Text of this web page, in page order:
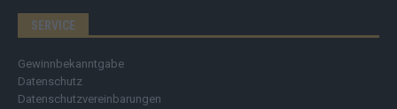
SERVICE
Gewinnbekanntgabe
Datenschutz
Datenschutzvereinbarungen